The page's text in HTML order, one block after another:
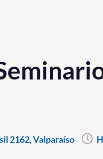
2162, Valparaíso